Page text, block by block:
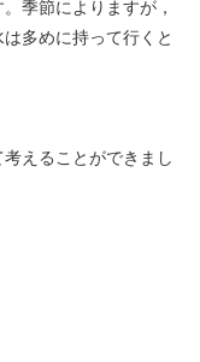
季節によりますが，
多めに持って行くと
えることができまし